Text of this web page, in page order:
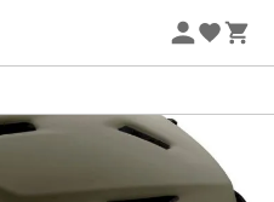
vanaf 2 producten* met
voor een betere
2 ventilatie. Veel meer
Koroyd™ materiaal